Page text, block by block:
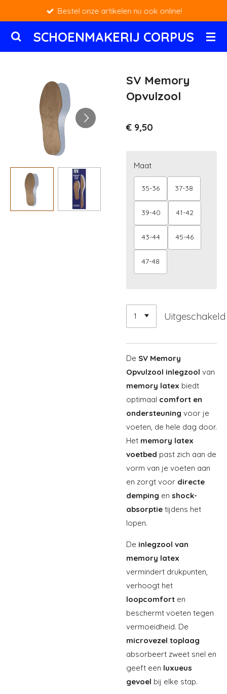
naar
de
SCHOENMAKERIJ CORPUS
Bestel onze artikelen nu ook online!
SV Memory
Opvulzool
€ 9,50
Maat
35-36 37-38
39-40 41-42
43-44 45-46
47-48
Uitgeschakeld
De SV Memory
Opvulzool inlegzool van
memory latex biedt
optimaal comfort en
ondersteuning voor je
voeten, de hele dag door.
Het memory latex
voetbed past zich aan de
vorm van je voeten aan
en zorgt voor directe
demping en shock-
absorptie tijdens het
lopen.
De inlegzool van
memory latex
vermindert drukpunten,
verhoogt het
loopcomfort en
beschermt voeten tegen
vermoeidheid. De
microvezel toplaag
absorbeert zweet snel en
geeft een luxueus
gevoel bij elke stap.